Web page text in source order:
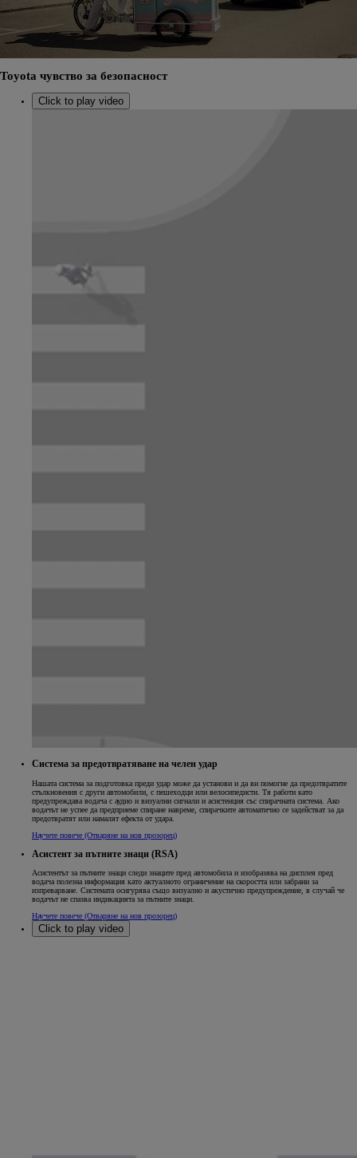
Toyota чувство за безопасност
Click to play video
Система за предотвратяване на челен удар
Нашата система за подготовка преди удар може да установи и да ви помогне да предотвратите
стълкновения с други автомобили, с пешеходци или велосипедисти. Тя работи като
предупреждава водача с аудио и визуални сигнали и асистенция със спирачната система. Ако
водачът не успее да предприеме спиране навреме, спирачките автоматично се задействат за да
предотвратят или намалят ефекта от удара.
Научете повече (Отваряне на нов прозорец)
Асистент за пътните знаци (RSA)
Асистентът за пътните знаци следи знаците пред автомобила и изобразява на дисплея пред
водача полезна информация като актуалното ограничение на скоростта или забрани за
изпреварване. Системата осигурява също визуално и акустично предупреждение, в случай че
водачът не спазва индикацията за пътните знаци.
Научете повече (Отваряне на нов прозорец)
Click to play video